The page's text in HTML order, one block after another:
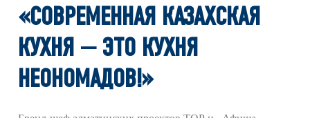
«СОВРЕМЕННАЯ КАЗАХСКАЯ
КУХНЯ — ЭТО КУХНЯ
НЕОНОМАДОВ!»